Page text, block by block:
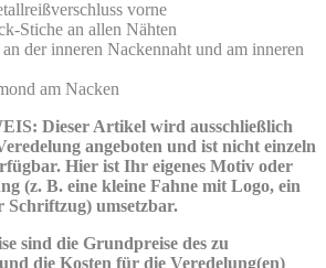
vorne
Stiche an allen Nähten
der inneren Nackennaht und am inneren
am Nacken
Dieser Artikel wird ausschließlich
angeboten und ist nicht einzeln
Hier ist Ihr eigenes Motiv oder
(z. B. eine kleine Fahne mit Logo, ein
Schriftzug) umsetzbar.
sind die Grundpreise des zu
die Kosten für die Veredelung(en)